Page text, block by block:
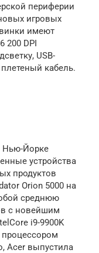
периферии
игровых
имеют
200 DPI
USB-
кабель.
Нью-Йорке
устройства
продуктов
Orion 5000 на
среднюю
с новейшим
i9-9900K
Acer выпустила